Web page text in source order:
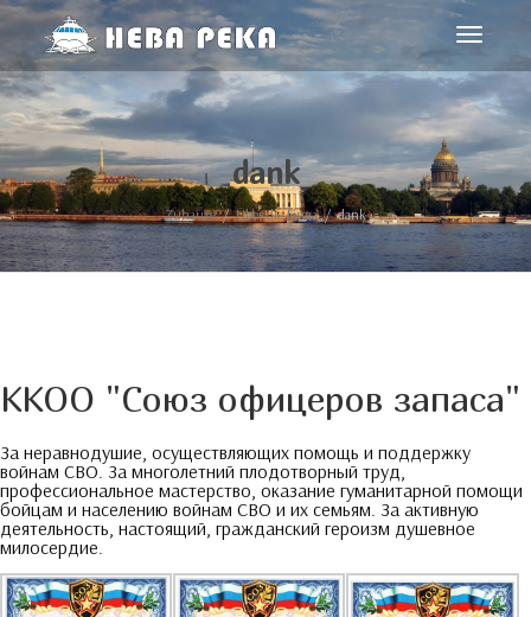
dank
Zuhause Über die Firma dank
ККОО "Союз офицеров запаса"
За неравнодушие, осуществляющих помощь и поддержку
войнам СВО.За многолетний плодотворный труд,
профессиональное мастерство, оказание гуманитарной помощи
бойцам и населению войнам СВО и их семьям. За активную
деятельность, настоящий, гражданский героизм душевное
милосердие.